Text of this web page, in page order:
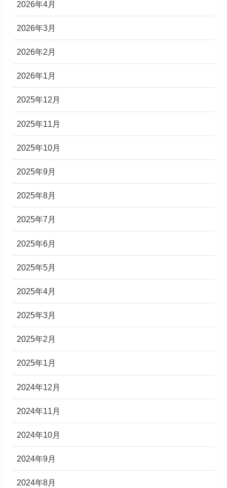
2026年4月
2026年3月
2026年2月
2026年1月
2025年12月
2025年11月
2025年10月
2025年9月
2025年8月
2025年7月
2025年6月
2025年5月
2025年4月
2025年3月
2025年2月
2025年1月
2024年12月
2024年11月
2024年10月
2024年9月
2024年8月